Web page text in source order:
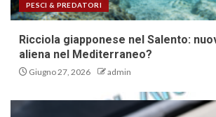
PESCI & PREDATORI
Ricciola giapponese nel Salento:
aliena nel Mediterraneo?
Giugno 27, 2026 admin